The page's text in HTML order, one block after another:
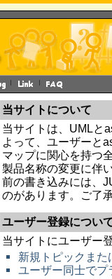
当サイトについて
当サイトは、UMLと
よって、ユーザーと
マップに関心を持つ
製品名称の変更に伴
前の書き込みには、
のがあります。ご了
ユーザー登録につい
当サイトにユーザー
新規トピックま
ユーザー同士でプ